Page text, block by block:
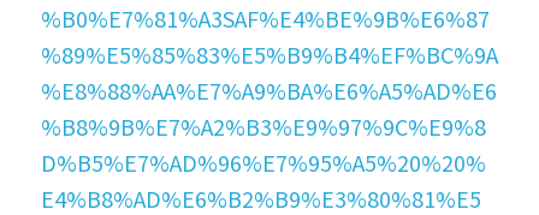
%B0%E7%81%A3SAF%E4%BE%9B%E6%87
%89%E5%85%83%E5%B9%B4%EF%BC%9A
%E8%88%AA%E7%A9%BA%E6%A5%AD%E6
%B8%9B%E7%A2%B3%E9%97%9C%E9%8
D%B5%E7%AD%96%E7%95%A5%20%20%
E4%B8%AD%E6%B2%B9%E3%80%81%E5